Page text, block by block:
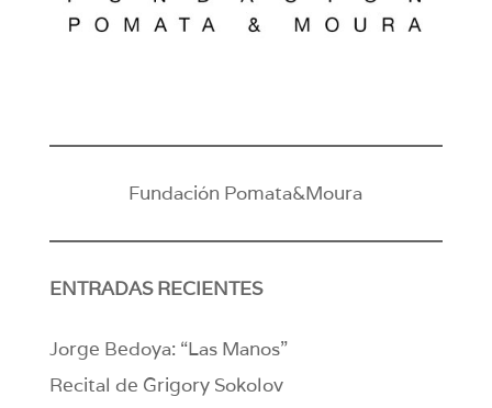
Fundación Pomata&Moura
ENTRADAS RECIENTES
Jorge Bedoya: “Las Manos”
Recital de Grigory Sokolov